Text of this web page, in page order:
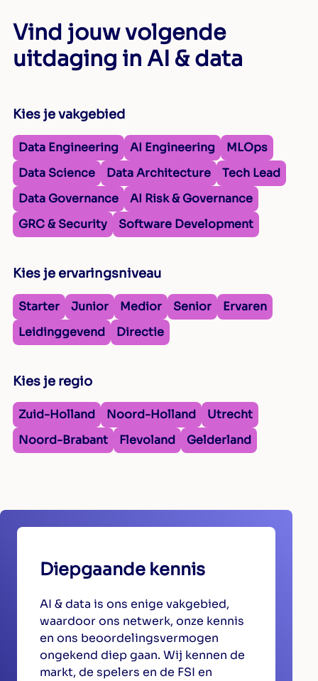
Vind jouw volgende
uitdaging in AI & data
Kies je vakgebied
Data Engineering AI Engineering
MLOps
Data Science
Data Architecture
Tech Lead
Data Governance
AI Risk & Governance
GRC & Security
Software Development
Kies je ervaringsniveau
Starter Junior Medior Senior
Ervaren
Leidinggevend
Directie
Kies je regio
Zuid-Holland Noord-Holland
Utrecht
Noord-Brabant
Flevoland Gelderland
Diepgaande kennis
AI & data is ons enige vakgebied,
waardoor ons netwerk, onze kennis
en ons beoordelingsvermogen
ongekend diep gaan. Wij kennen de
markt, de spelers en de FSI en